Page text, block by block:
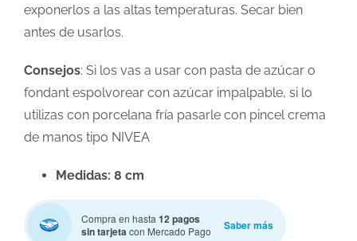
exponerlos a las altas temperaturas. Secar bien
antes de usarlos.
Consejos: Si los vas a usar con pasta de azúcar o
fondant espolvorear con azúcar impalpable, si lo
utilizas con porcelana fría pasarle con pincel crema
de manos tipo NIVEA
Medidas: 8 cm
Compra en hasta 12 pagos
sin tarjetacon Mercado Pago Saber más